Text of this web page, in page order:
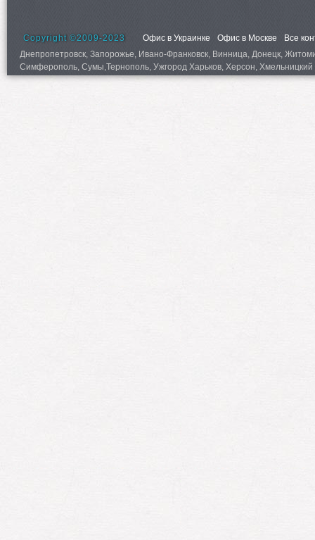
Copyright ©2009-2023 Офис в Украинке Офис в Москве
Все
Днепропетровск, Запорожье, Ивано-Франковск, Винница, Донецк,
Симферополь, Сумы,Тернополь, Ужгород Харьков, Херсон,